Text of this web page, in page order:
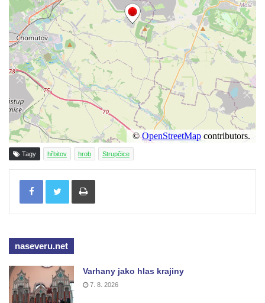
náměstí J. V. Kamarýta ve Velešíně
Pomník obětem 1. a 2. světové války v
Římově
Hrob Petera Korgera a Petra Štindla na
hřbitově v Římově
Pomník obětem 1. světové války v Dolním
Předoníně
Pomník obětem 2. světové války v Plavu
Pamětní deska obětem 1. světové války v
Plavu
Dolním Podluží
Dolním Podluží
Kenotaf Heinricha Klause na hřbitově v
Dolním Podluží
Tagy hřbitov hrob Strupčice
Tisknout
naseveru.net
Varhany jako hlas krajiny
7. 8. 2026